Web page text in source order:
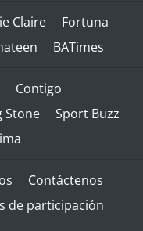
Claire
Fortuna
BATimes
Contigo
Stone
Sport Buzz
Contáctenos
de participación